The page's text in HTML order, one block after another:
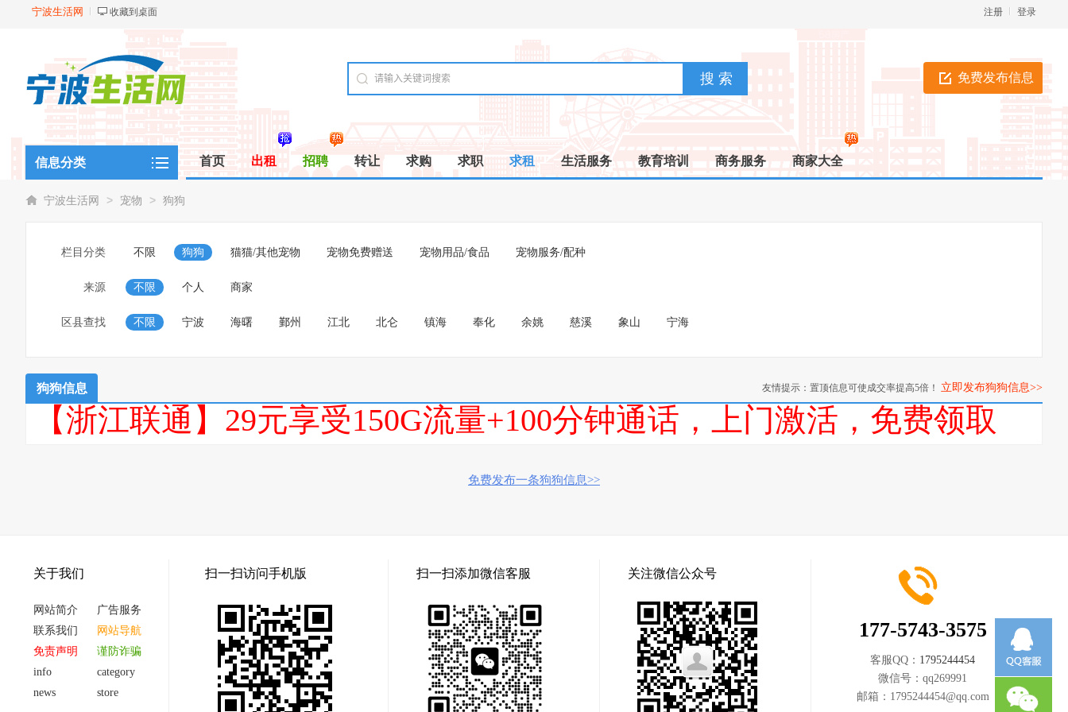
宁波生活网 收藏到桌面 登录
注册
免费发布信息
信息分类 首页 出租 招聘 转让 求购 求职 求租 生活服务 教育培训 商务服务 商家大全
宁波生活网 > 宠物 > 狗狗
栏目分类 不限 狗狗 猫猫/其他宠物 宠物免费赠送 宠物用品/食品 宠物服务/配种
来源 不限 个人 商家
区县查找 不限 宁波 海曙 鄞州 江北 北仑 镇海 奉化 余姚 慈溪 象山 宁海
狗狗信息 友情提示：置顶信息可使成交率提高5倍！ 立即发布狗狗信息>>
【浙江联通】29元享受150G流量+100分钟通话，上门激活，免费领取
免费发布一条狗狗信息>>
关于我们
网站简介
广告服务
联系我们
网站导航
免责声明
谨防诈骗
info
category
news
store
扫一扫访问手机版 扫一扫添加微信客服 关注微信公众号
177-5743-3575
客服QQ： 1795244454
微信号： qq269991
邮箱： 1795244454@qq.com